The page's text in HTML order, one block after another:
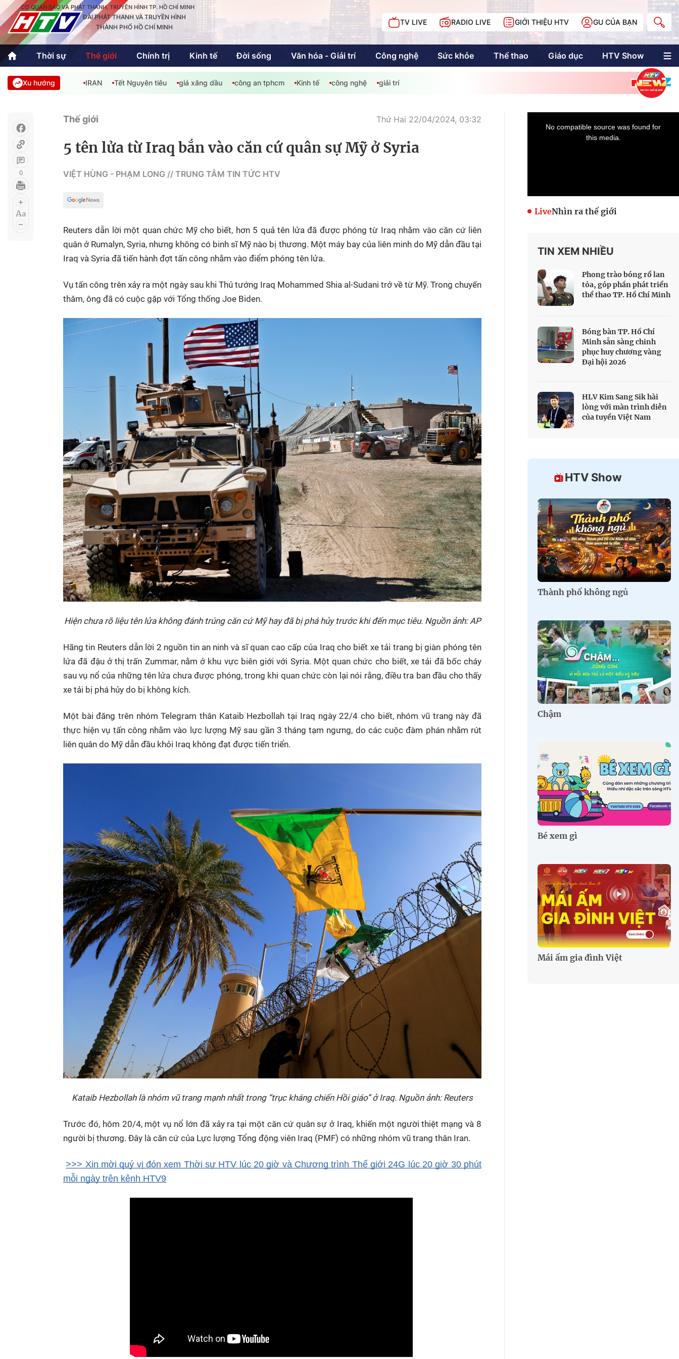
CƠ QUAN BÁO VÀ PHÁT THANH, TRUYỀN HÌNH TP. HỒ CHÍ MINH
ĐÀI PHÁT THANH VÀ TRUYỀN HÌNH
THÀNH PHỐ HỒ CHÍ MINH
TV LIVE RADIO LIVE GIỚI THIỆU HTV GU CỦA BẠN
Thời sự Thế giới Chính trị Kinh tế Đời sống Văn hóa - Giải trí Công nghệ Sức khỏe Thể thao Giáo dục HTV Show
Thời sự
Thể thao
Quốc tế
Văn hóa - Giải trí
Giáo dục Kinh tế
An Sinh
Công nghệ
Sự kiện quan tâm
Chuyên đề
Không gian văn hóa
Hồ Chí Minh
Chuyển đổi số
HTV Show
Thành phố không
Chậm
Bé xem gì
Mái ấm gia đình
Việt
Các show khác
Các chương trình
khác
HTV Phim
Phim truyền hình
HTV Sự kiện
HTV Thể thao
Cuộc đua offroad
SEA Games 33
Multimedia
Multiform
Doanh nhân Sài
Gòn
Xu hướng IRAN Tết Nguyên tiêu giá xăng dầu công an tphcm Kinh tế công nghệ giải trí
0
Thế giới Thứ Hai 22/04/2024, 03:32
5 tên lửa từ Iraq bắn vào căn cứ quân sự Mỹ ở Syria
VIỆT HÙNG - PHẠM LONG // TRUNG TÂM TIN TỨC HTV
Reuters dẫn lời một quan chức Mỹ cho biết, hơn 5 quả tên lửa đã được phóng từ Iraq nhằm vào căn cứ liên
quân ở Rumalyn, Syria, nhưng không có binh sĩ Mỹ nào bị thương. Một máy bay của liên minh do Mỹ dẫn đầu tại
Iraq và Syria đã tiến hành đợt tấn công nhằm vào điểm phóng tên lửa.
Vụ tấn công trên xảy ra một ngày sau khi Thủ tướng Iraq Mohammed Shia al-Sudani trở về từ Mỹ. Trong chuyến
thăm, ông đã có cuộc gặp với Tổng thống Joe Biden.
Hiện chưa rõ liệu tên lửa không đánh trúng căn cứ Mỹ hay đã bị phá hủy trước khi đến mục tiêu. Nguồn ảnh: AP
Hãng tin Reuters dẫn lời 2 nguồn tin an ninh và sĩ quan cao cấp của Iraq cho biết xe tải trang bị giàn phóng tên
lửa đã đậu ở thị trấn Zummar, nằm ở khu vực biên giới với Syria. Một quan chức cho biết, xe tải đã bốc cháy
sau vụ nổ của những tên lửa chưa được phóng, trong khi quan chức còn lại nói rằng, điều tra ban đầu cho thấy
xe tải bị phá hủy do bị không kích.
Một bài đăng trên nhóm Telegram thân Kataib Hezbollah tại Iraq ngày 22/4 cho biết, nhóm vũ trang này đã
thực hiện vụ tấn công nhằm vào lực lượng Mỹ sau gần 3 tháng tạm ngưng, do các cuộc đàm phán nhằm rút
liên quân do Mỹ dẫn đầu khỏi Iraq không đạt được tiến triển.
Kataib Hezbollah là nhóm vũ trang mạnh nhất trong “trục kháng chiến Hồi giáo” ở Iraq. Nguồn ảnh: Reuters
Trước đó, hôm 20/4, một vụ nổ lớn đã xảy ra tại một căn cứ quân sự ở Iraq, khiến một người thiệt mạng và 8
người bị thương. Đây là căn cứ của Lực lượng Tổng động viên Iraq (PMF) có những nhóm vũ trang thân Iran.
>>> Xin mời quý vị đón xem Thời sự HTV lúc 20 giờ và Chương trình Thế giới 24G lúc 20 giờ 30 phút
mỗi ngày trên kênh HTV9
LiveNhìn ra thế giới
TIN XEM NHIỀU
Phong trào bóng rổ lan
tỏa, góp phần phát triển
thể thao TP. Hồ Chí Minh
Bóng bàn TP. Hồ Chí
Minh sẵn sàng chinh
phục huy chương vàng
Đại hội 2026
HLV Kim Sang Sik hài
lòng với màn trình diễn
của tuyển Việt Nam
HTV Show
Thành phố không ngủ
Chậm
Bé xem gì
Mái ấm gia đình Việt